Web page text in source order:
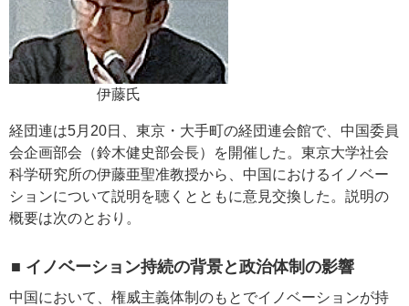
伊藤氏
経団連は5月20日、東京・大手町の経団連会館で、中国委員
会企画部会（鈴木健史部会長）を開催した。東京大学社会
科学研究所の伊藤亜聖准教授から、中国におけるイノベー
ションについて説明を聴くとともに意見交換した。説明の
概要は次のとおり。
■ イノベーション持続の背景と政治体制の影響
中国において、権威主義体制のもとでイノベーションが持